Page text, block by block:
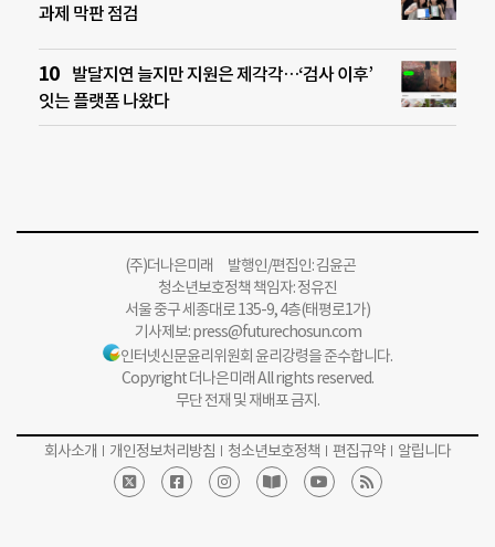
과제 막판 점검
발달지연 늘지만 지원은 제각각…‘검사 이후’
잇는 플랫폼 나왔다
(주)더나은미래 발행인/편집인: 김윤곤
청소년보호정책 책임자: 정유진
서울 중구 세종대로 135-9, 4층(태평로1가)
기사제보:press@futurechosun.com
인터넷신문윤리위원회 윤리강령을 준수합니다.
Copyright 더나은미래 All rights reserved.
무단 전재 및 재배포 금지.
회사소개 개인정보처리방침 청소년보호정책 편집규약 알립니다